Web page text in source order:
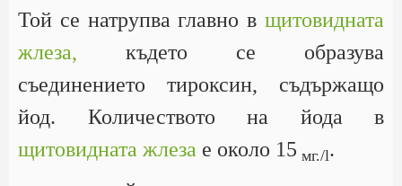
Той се натрупва главно в щитовидната
жлеза, където се образува
съединението тироксин, съдържащо
йод. Количеството на йода в
щитовидната жлеза е около 15 мг./l.